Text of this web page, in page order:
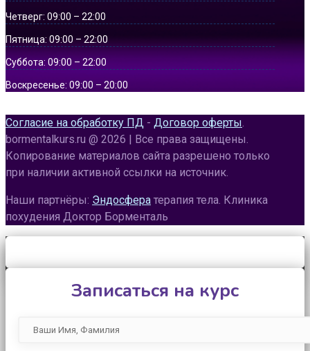
Четверг: 09:00 – 22:00
Пятница: 09:00 – 22:00
Суббота: 09:00 – 22:00
Воскресенье: 09:00 – 20:00
Согласие на обработку ПД - Договор оферты
bormentalkurs.ru @ 2026 | Все права защищены.
Копирование материалов сайта разрешено только
при наличии активной ссылки на источник.
Наши партнёры: Эндосфера терапия тела. Клиника
похудения Доктор Борменталь
Записаться на курс